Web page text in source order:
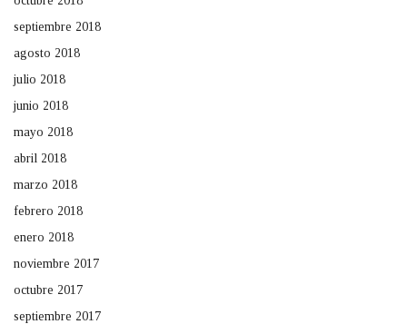
septiembre 2018
agosto 2018
julio 2018
junio 2018
mayo 2018
abril 2018
marzo 2018
febrero 2018
enero 2018
noviembre 2017
octubre 2017
septiembre 2017